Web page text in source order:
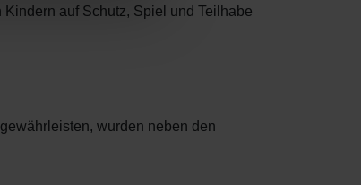
auf Schutz, Spiel und Teilhabe
wurden neben den